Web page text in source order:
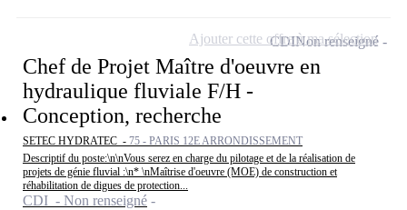
Chef de Projet Maître d'oeuvre en
hydraulique fluviale F/H -
Conception, recherche
SETEC HYDRATEC - 75 - PARIS 12E ARRONDISSEMENT
Descriptif du poste:\n\nVous serez en charge du pilotage et de la réalisation de
projets de génie fluvial :\n* \nMaîtrise d'oeuvre (MOE) de construction et
réhabilitation de digues de protection...
CDI - Non renseigné
CDINon renseigné
Ajouter cette offre à ma sélection